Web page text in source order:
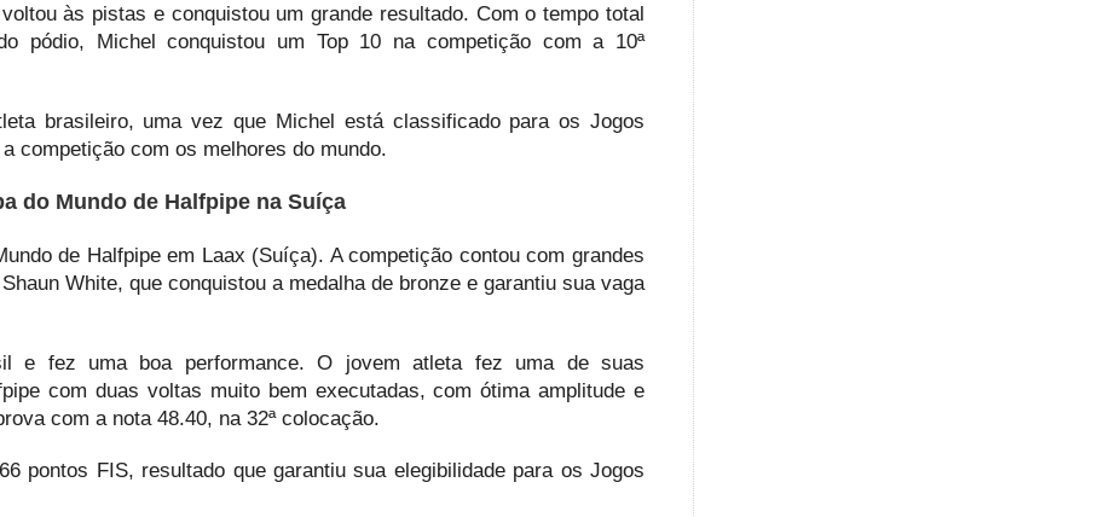
às pistas e conquistou um grande resultado. Com o tempo total
pódio, Michel conquistou um Top 10 na competição com a 10ª
brasileiro, uma vez que Michel está classificado para os Jogos
competição com os melhores do mundo.
do Mundo de Halfpipe na Suíça
de Halfpipe em Laax (Suíça). A competição contou com grandes
White, que conquistou a medalha de bronze e garantiu sua vaga
e fez uma boa performance. O jovem atleta fez uma de suas
com duas voltas muito bem executadas, com ótima amplitude e
com a nota 48.40, na 32ª colocação.
pontos FIS, resultado que garantiu sua elegibilidade para os Jogos